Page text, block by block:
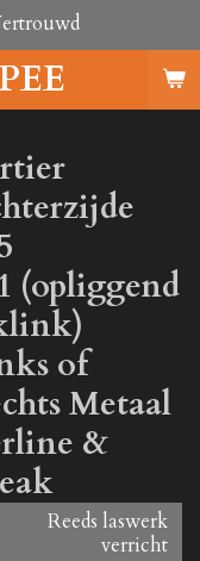
(opliggend
of
Metaal
&
Reeds laswerk
verricht